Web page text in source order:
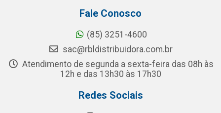
Fale Conosco
(85) 3251-4600
sac@rbldistribuidora.com.br
Atendimento de segunda a sexta-feira das 08h às
12h e das 13h30 às 17h30
Redes Sociais